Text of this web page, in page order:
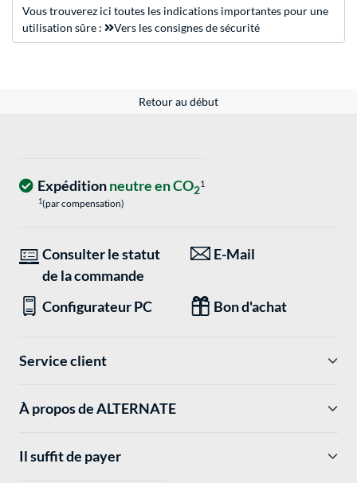
Vous trouverez ici toutes les indications importantes pour une
utilisation sûre :
Vers les consignes de sécurité
Retour au début
Expéditionneutre en CO21
1(par compensation)
Consulter le statut
de la commande
E-Mail
Configurateur PC Bon d'achat
Service client
À propos de ALTERNATE
Il suffit de payer